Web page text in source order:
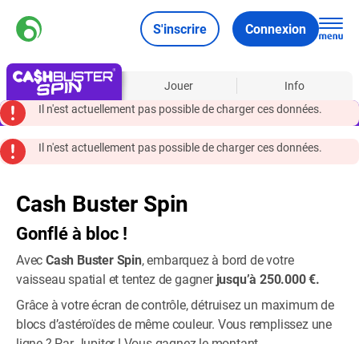
S'inscrire Connexion
À propos Jouer
Info
Il n'est actuellement pas possible de charger ces données.
Il n'est actuellement pas possible de charger ces données.
Cash Buster Spin
Gonflé à bloc !
AvecCash Buster Spin, embarquez à bord de votre
vaisseau spatial et tentez de gagnerjusqu’à 250.000 €.
Grâce à votre écran de contrôle, détruisez un maximum de
blocs d’astéroïdes de même couleur. Vous remplissez une